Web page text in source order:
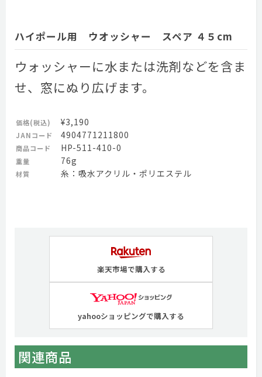
ハイポール用 ウオッシャー スペア ４５cm
ウォッシャーに水または洗剤などを含ま
せ、窓にぬり広げます。
価格(税込) ¥3,190
JANコード 4904771211800
商品コード HP-511-410-0
重量 76g
材質 糸：吸水アクリル・ポリエステル
楽天市場で購入する
yahooショッピングで購入する
関連商品